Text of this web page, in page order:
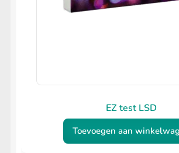
EZ test LSD
Toevoegen aan